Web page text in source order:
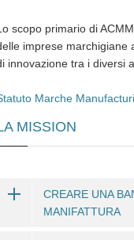
scopo primario di
imprese marchigiane
innovazione tra i diversi
Marche
MISSION
CREARE UNA
MANIFATTURA